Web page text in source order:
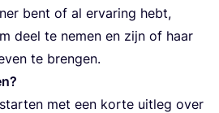
bent of al erva­ring hebt,
deel te nemen en zijn of haar
te brengen.
met een kor­te uit­leg over